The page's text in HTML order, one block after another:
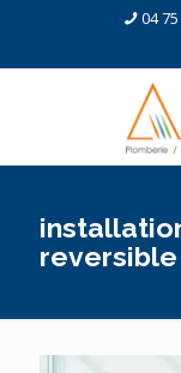
04
reversible